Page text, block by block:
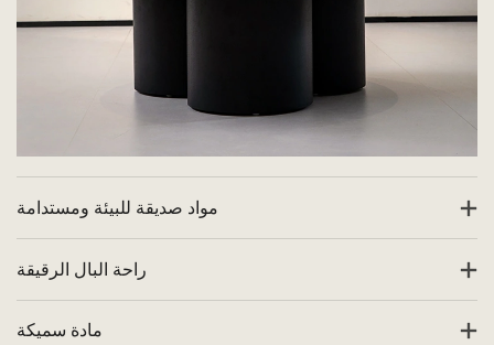
مواد صديقة للبيئة ومستدامة
راحة البال الرقيقة
مادة سميكة